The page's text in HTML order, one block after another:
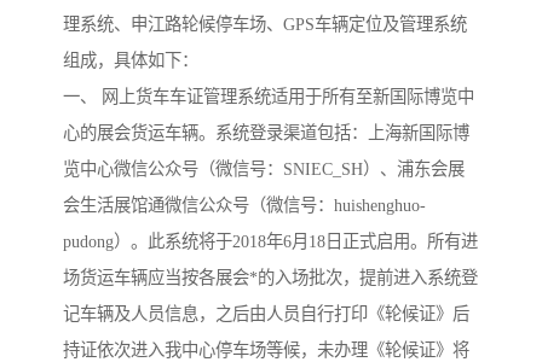
理系统、申江路轮候停车场、GPS车辆定位及管理系统
组成，具体如下：
一、 网上货车车证管理系统适用于所有至新国际博览中
心的展会货运车辆。系统登录渠道包括：上海新国际博
览中心微信公众号（微信号：SNIEC_SH）、浦东会展
会生活展馆通微信公众号（微信号：huishenghuo-
pudong）。此系统将于2018年6月18日正式启用。所有进
场货运车辆应当按各展会*的入场批次，提前进入系统登
记车辆及人员信息，之后由人员自行打印《轮候证》后
持证依次进入我中心停车场等候，未办理《轮候证》将